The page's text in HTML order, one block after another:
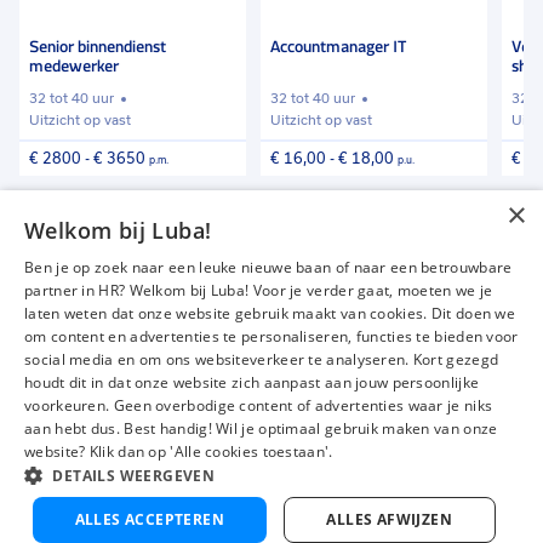
Senior binnendienst
medewerker
32 tot 40 uur
Uitzicht op vast
€ 2800 - € 3650 p.m.
Accountmanager IT
32 tot 40 uur
Uitzicht op vast
€ 16,00 - € 18,00 p.u.
32
€
Vind meer vacatures
Vacatures
Over ons
Werken bij Luba
Voor werkgevers
Mijn Luba
Contact
×
Welkom bij Luba!
Ben je op zoek naar een leuke nieuwe baan of naar een betrouwbare
partner in HR? Welkom bij Luba! Voor je verder gaat, moeten we je
laten weten dat onze website gebruik maakt van cookies. Dit doen we
om content en advertenties te personaliseren, functies te bieden voor
social media en om ons websiteverkeer te analyseren. Kort gezegd
houdt dit in dat onze website zich aanpast aan jouw persoonlijke
voorkeuren. Geen overbodige content of advertenties waar je niks
aan hebt dus. Best handig! Wil je optimaal gebruik maken van onze
website? Klik dan op 'Alle cookies toestaan'.
DETAILS WEERGEVEN
ALLES ACCEPTEREN ALLES AFWIJZEN